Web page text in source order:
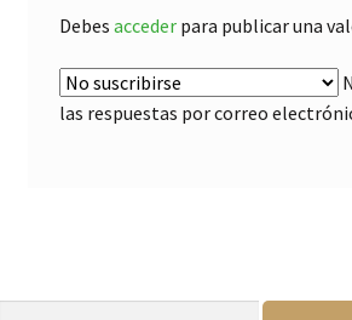
Debes accederpara publicar una
las respuestas por correo